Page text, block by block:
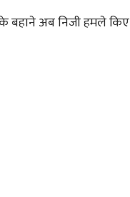
बहाने अब निजी हमले किए